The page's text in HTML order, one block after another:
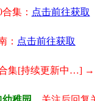
集： 点击前往获取
： 点击前往获取
合集[持续更新中…]